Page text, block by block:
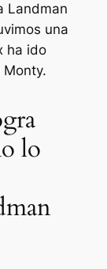
Landman
una
ha ido
lo